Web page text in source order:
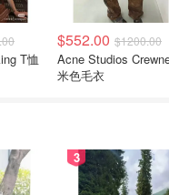
T恤
$552.00 $1200.00
Acne Studios
米色毛衣
3